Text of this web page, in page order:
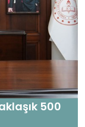
500